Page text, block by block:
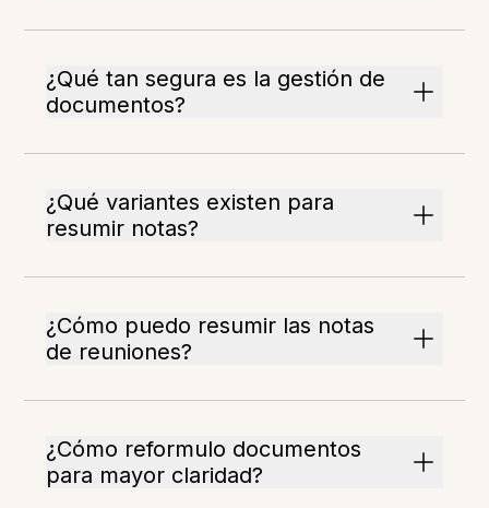
¿Qué tan segura es la gestión de
documentos?
¿Qué variantes existen para
resumir notas?
¿Cómo puedo resumir las notas
de reuniones?
¿Cómo reformulo documentos
para mayor claridad?